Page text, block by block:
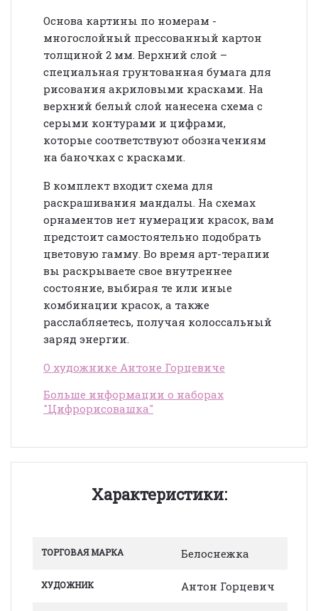
Основа картины по номерам -
многослойный прессованный картон
толщиной 2 мм. Верхний слой –
специальная грунтованная бумага для
рисования акриловыми красками. На
верхний белый слой нанесена схема с
серыми контурами и цифрами,
которые соответствуют обозначениям
на баночках с красками.
В комплект входит схема для
раскрашивания мандалы. На схемах
орнаментов нет нумерации красок, вам
предстоит самостоятельно подобрать
цветовую гамму. Во время арт-терапии
вы раскрываете свое внутреннее
состояние, выбирая те или иные
комбинации красок, а также
расслабляетесь, получая колоссальный
заряд энергии.
О художнике Антоне Горцевиче
Больше информации о наборах
"Цифрорисовашка"
Характеристики:
ТОРГОВАЯ МАРКА Белоснежка
ХУДОЖНИК Антон Горцевич